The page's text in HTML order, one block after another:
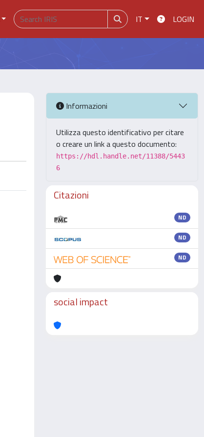
IT LOGIN
Informazioni
Utilizza questo identificativo per citare
o creare un link a questo documento:
https://hdl.handle.net/11388/5443
6
Citazioni
ND
ND
ND
social impact